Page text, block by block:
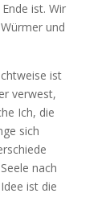
ist. Wir
und
ist
verwest,
Ich, die
sich
nach
ist die